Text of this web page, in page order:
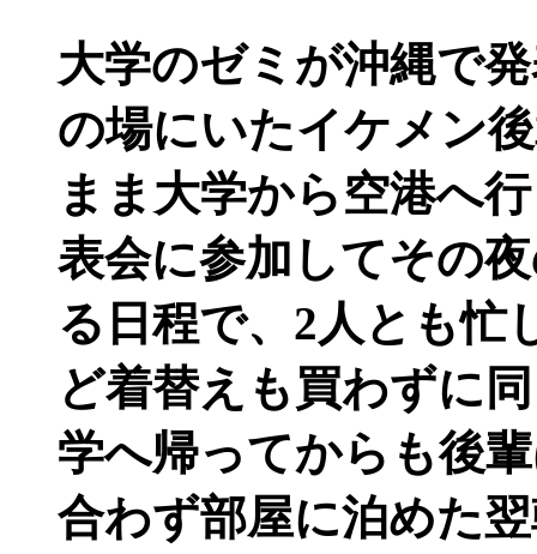
大学のゼミが沖縄で
の場にいたイケメン
まま大学から空港へ
表会に参加してその
る日程で、2人とも忙
ど着替えも買わずに
学へ帰ってからも後
合わず部屋に泊めた